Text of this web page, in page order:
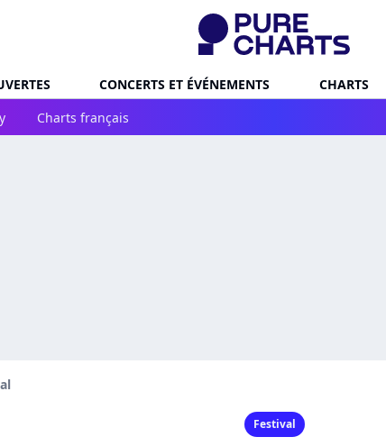
CONCERTS ET ÉVÉNEMENTS CHARTS
Charts français
Festival